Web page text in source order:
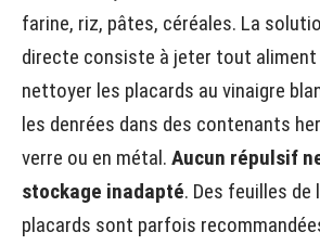
farine, riz, pâtes, céréales. La
directe consiste à jeter tout
nettoyer les placards au vinaigre
les denrées dans des contenants
verre ou en métal. Aucun répulsif
stockage inadapté. Des feuilles de
placards sont parfois